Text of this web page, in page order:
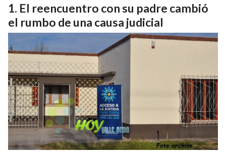
El reencuentro con su padre cambió
el rumbo de una causa judicial